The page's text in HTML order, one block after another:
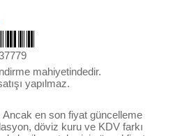
mahiyetindedir.
yapılmaz.
Ancak en son fiyat güncelleme
döviz kuru ve KDV farkı